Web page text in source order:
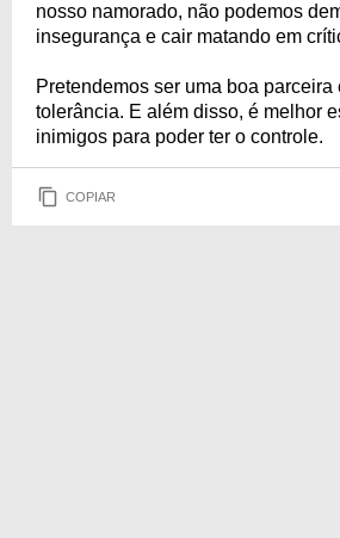
nosso namorado, não podemos
insegurança e cair matando em
Pretendemos ser uma boa parceira
tolerância. E além disso, é melhor
inimigos para poder ter o controle.
COPIAR